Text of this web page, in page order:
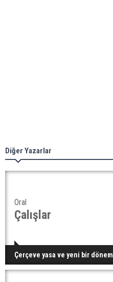
Diğer Yazarlar
Oral
Çalışlar
Çerçeve yasa ve yeni bir dönem